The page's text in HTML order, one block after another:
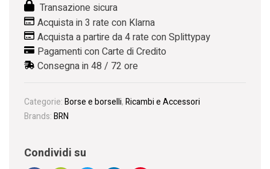
Transazione sicura
Acquista in 3 rate con Klarna
Acquista a partire da 4 rate con Splittypay
Pagamenti con Carte di Credito
Consegna in 48 / 72 ore
Categorie:Borse e borselli,Ricambi e Accessori
Brands:BRN
Condividi su